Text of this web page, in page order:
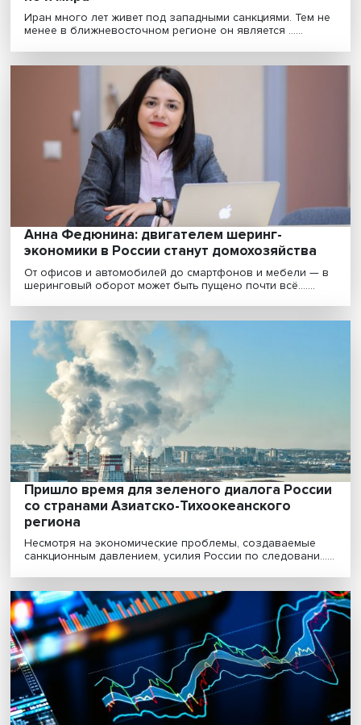
санкций будет колоссальным
Санкционная кампания, развязанная западными
про......
«Децифровизация и живое общение
элитным трендом в сфере социального
взаимодействия»
Развитие цифровых технологий, открывая новые
возможности, порождает и новые страхи. Люди ждут
про......
«Сегодня Иран — одна из самых
самодостаточных стран не только
но и мира»
Иран много лет живет под западными санкциями.
менее в ближневосточном регионе он является ......